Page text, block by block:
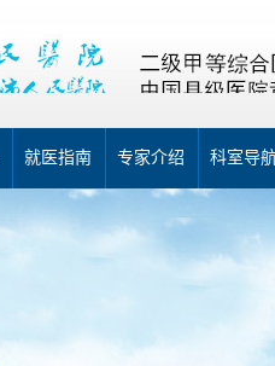
就医指南 专家介绍 科室导